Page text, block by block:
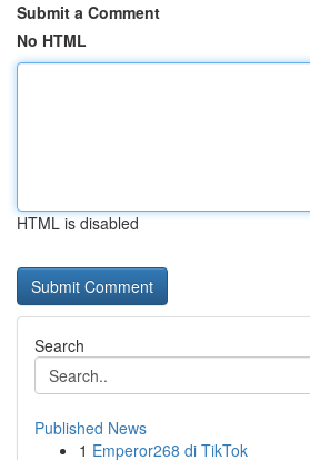
Submit a Comment
No HTML
HTML is disabled
Search
Published News
1 Emperor268 di TikTok